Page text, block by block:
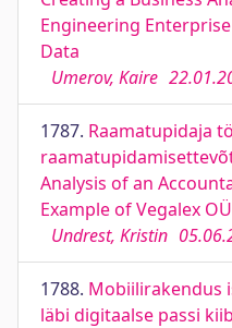
Engineering
Data
Umerov, Kaire
1787. Raamatupidaja
Analysis of an
Example of Vegalex OÜ
Undrest, Kristin
1788. Mobiilirakendus
läbi digitaalse passi